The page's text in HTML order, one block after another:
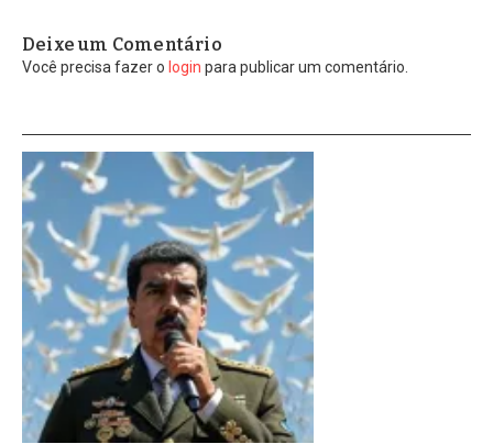
Deixe um Comentário
Você precisa fazer o login para publicar um comentário.